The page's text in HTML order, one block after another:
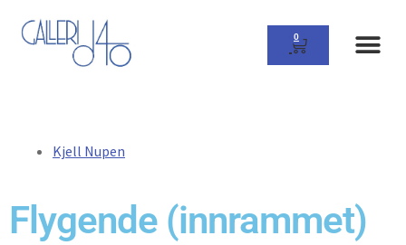
0
Kjell Nupen
Flygende (innrammet)